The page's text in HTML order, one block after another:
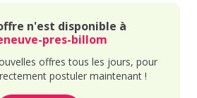
n'est disponible à
pres-billom
offres tous les jours, pour
postuler maintenant !